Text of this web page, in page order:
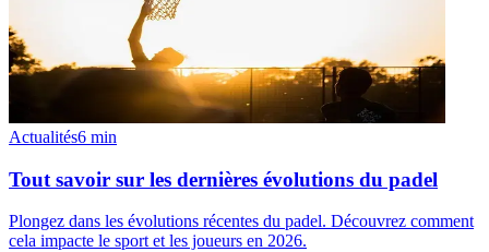
Actualités6 min
Tout savoir sur les dernières évolutions du padel
Plongez dans les évolutions récentes du padel. Découvrez comment
cela impacte le sport et les joueurs en 2026.